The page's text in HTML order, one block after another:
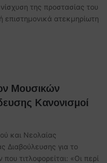
της προστασίας του
επιστημονικά ατεκμηρίωτη
Μουσικών
Κανονισμοί
και Νεολαίας
Διαβούλευσης για το
τιτλοφορείται: «Οι περί